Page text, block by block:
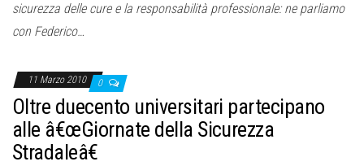
sicurezza delle cure e la responsabilità professionale: ne parliamo
con Federico…
11 Marzo 2010 0
Oltre duecento universitari partecipano
alle â€œGiornate della Sicurezza
Stradaleâ€